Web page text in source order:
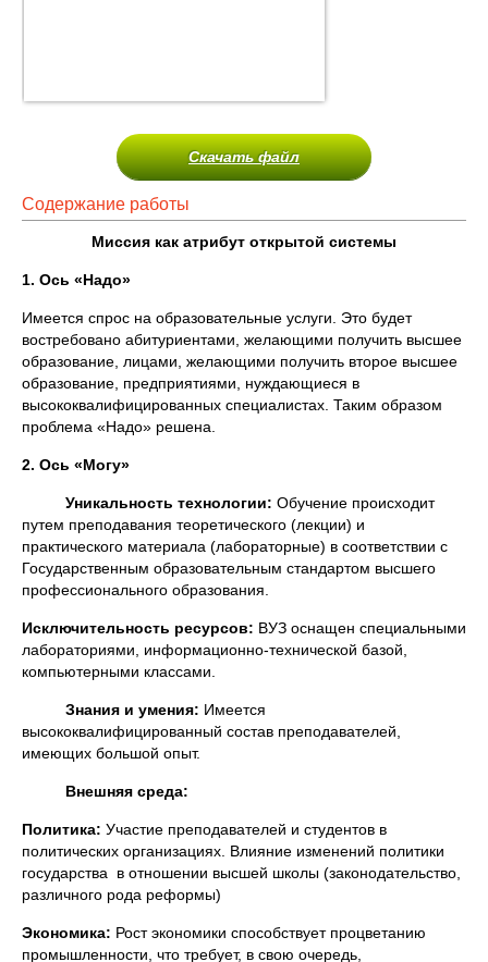
Скачать файл
Содержание работы
Миссия как атрибут открытой системы
1. Ось «Надо»
Имеется спрос на образовательные услуги. Это будет
востребовано абитуриентами, желающими получить высшее
образование, лицами, желающими получить второе высшее
образование, предприятиями, нуждающиеся в
высококвалифицированных специалистах. Таким образом
проблема «Надо» решена.
2. Ось «Могу»
Уникальность технологии: Обучение происходит
путем преподавания теоретического (лекции) и
практического материала (лабораторные) в соответствии с
Государственным образовательным стандартом высшего
профессионального образования.
Исключительность ресурсов: ВУЗ оснащен специальными
лабораториями, информационно-технической базой,
компьютерными классами.
Знания и умения: Имеется
высококвалифицированный состав преподавателей,
имеющих большой опыт.
Внешняя среда:
Политика: Участие преподавателей и студентов в
политических организациях. Влияние изменений политики
государства в отношении высшей школы (законодательство,
различного рода реформы)
Экономика: Рост экономики способствует процветанию
промышленности, что требует, в свою очередь,